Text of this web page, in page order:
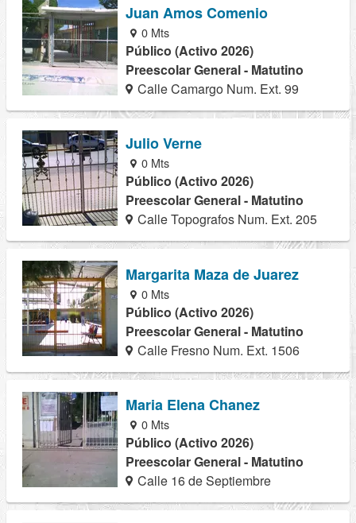
Juan Amos Comenio
0 Mts
Público (Activo 2026)
Preescolar General - Matutino
Calle Camargo Num. Ext. 99
Julio Verne
0 Mts
Público (Activo 2026)
Preescolar General - Matutino
Calle Topografos Num. Ext. 205
Margarita Maza de Juarez
0 Mts
Público (Activo 2026)
Preescolar General - Matutino
Calle Fresno Num. Ext. 1506
Maria Elena Chanez
0 Mts
Público (Activo 2026)
Preescolar General - Matutino
Calle 16 de Septiembre